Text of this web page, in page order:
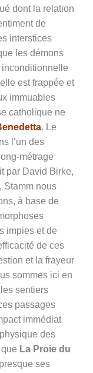
dont la relation
de
interstices
les démons
est frappée et
immuables
catholique ne
. Le
l’un des
métrage
par David Birke,
Stamm nous
à base de
impies et de
de ces
et la frayeur
sommes ici en
sentiers
passages
immédiat
des
La Proie du
ses